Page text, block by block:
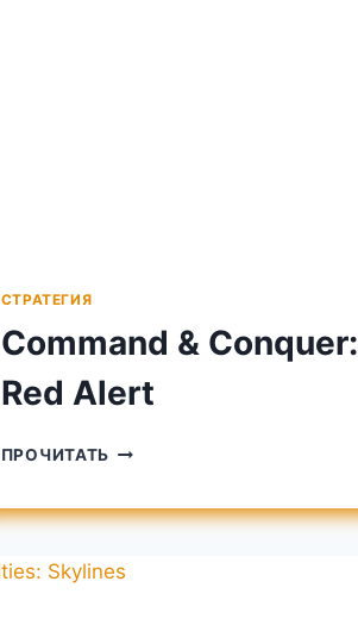
СТРАТЕГИЯ
Command & Conquer:
Red Alert
ПРОЧИТАТЬ COMMAND
RED